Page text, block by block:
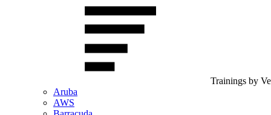
Trainings by
Aruba
AWS